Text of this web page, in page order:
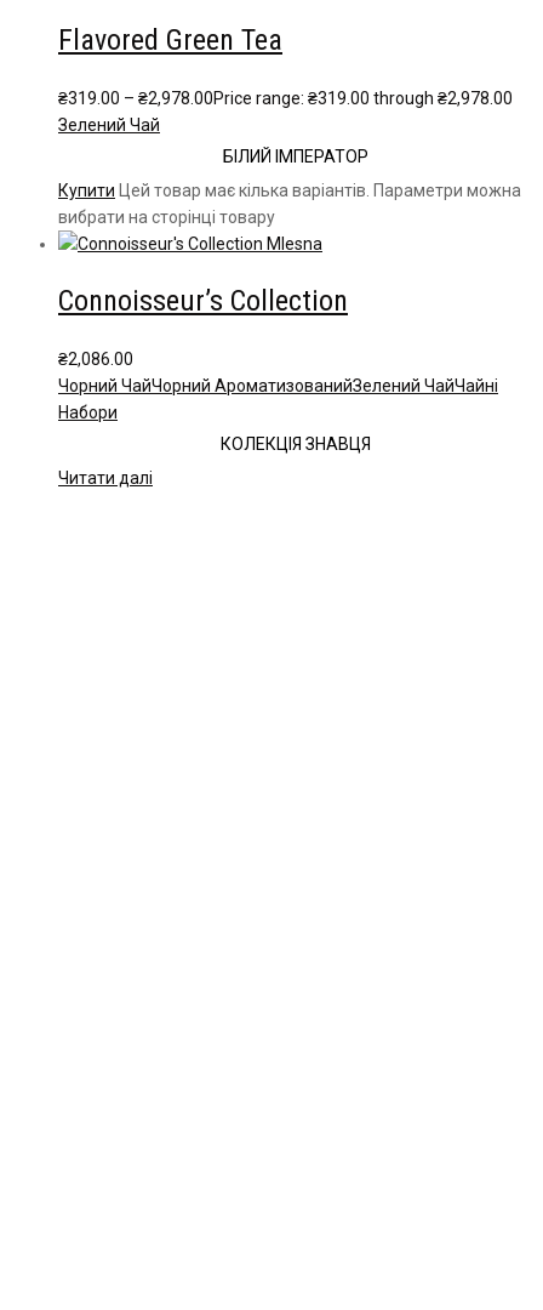
Flavored Green Tea
₴319.00 – ₴2,978.00Price range: ₴319.00 through ₴2,978.00
Зелений Чай
БІЛИЙ ІМПЕРАТОР
Купити Цей товар має кілька варіантів. Параметри можна
вибрати на сторінці товару
Connoisseur’s Collection
₴2,086.00
Чорний ЧайЧорний АроматизованийЗелений ЧайЧайні
Набори
КОЛЕКЦІЯ ЗНАВЦЯ
Читати далі